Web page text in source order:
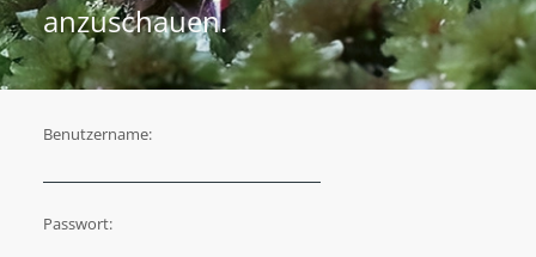
anzuschauen.
Benutzername:
Passwort: